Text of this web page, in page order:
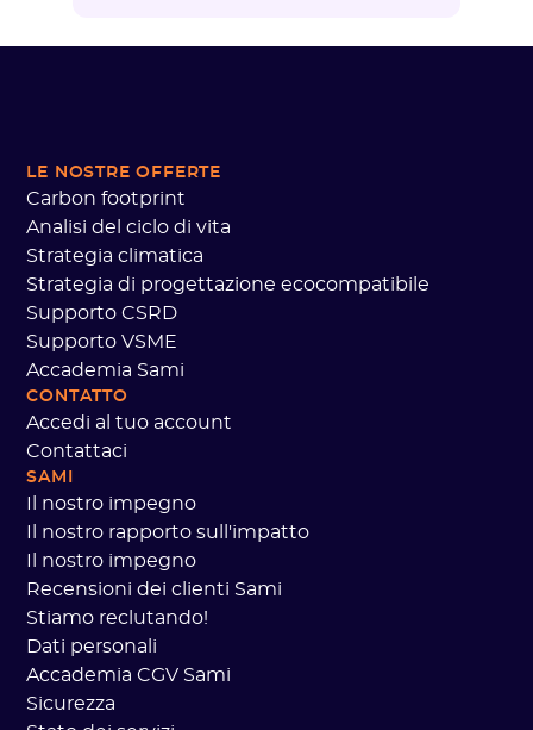
LE NOSTRE OFFERTE
Carbon footprint
Analisi del ciclo di vita
Strategia climatica
Strategia di progettazione ecocompatibile
Supporto CSRD
Supporto VSME
Accademia Sami
CONTATTO
Accedi al tuo account
Contattaci
SAMI
Il nostro impegno
Il nostro rapporto sull'impatto
Il nostro impegno
Recensioni dei clienti Sami
Stiamo reclutando!
Dati personali
Accademia CGV Sami
Sicurezza